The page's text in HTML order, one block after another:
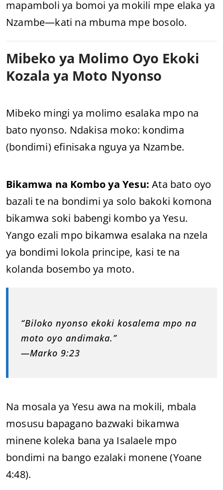
mapamboli ya bomoi ya mokili mpe elaka ya
Nzambe—kati na mbuma mpe bosolo.
Mibeko ya Molimo Oyo Ekoki
Kozala ya Moto Nyonso
Mibeko mingi ya molimo esalaka mpo na
bato nyonso. Ndakisa moko: kondima
(bondimi) efinisaka nguya ya Nzambe.
Bikamwa na Kombo ya Yesu: Ata bato oyo
bazali te na bondimi ya solo bakoki komona
bikamwa soki babengi kombo ya Yesu.
Yango ezali mpo bikamwa esalaka na nzela
ya bondimi lokola principe, kasi te na
kolanda bosembo ya moto.
“Biloko nyonso ekoki kosalema mpo na
moto oyo andimaka.”
—Marko 9:23
Na mosala ya Yesu awa na mokili, mbala
mosusu bapagano bazwaki bikamwa
minene koleka bana ya Isalaele mpo
bondimi na bango ezalaki monene (Yoane
4:48).